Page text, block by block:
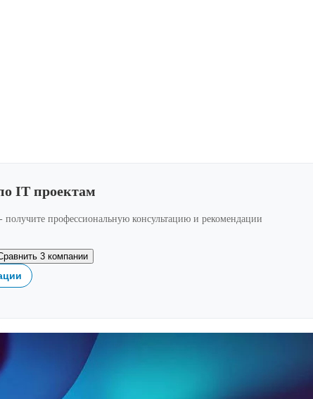
IT проектам
профессиональную консультацию и рекомендации
3 компании